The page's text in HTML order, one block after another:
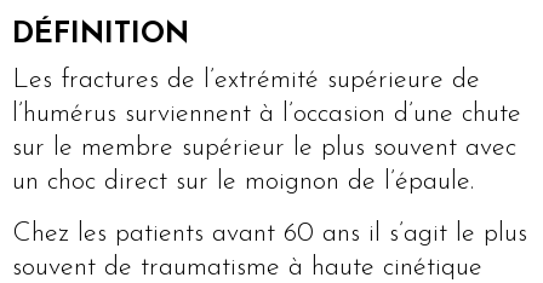
DÉFINITION
Les fractures de l’extrémité supérieure de
l’humérus surviennent à l’occasion d’une chute
sur le membre supérieur le plus souvent avec
un choc direct sur le moignon de l’épaule.
Chez les patients avant 60 ans il s’agit le plus
souvent de traumatisme à haute cinétique